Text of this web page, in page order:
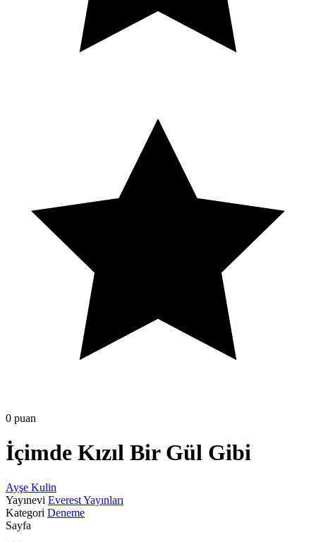
0 puan
İçimde Kızıl Bir Gül Gibi
Ayşe Kulin
Yayınevi Everest Yayınları
Kategori Deneme
Sayfa